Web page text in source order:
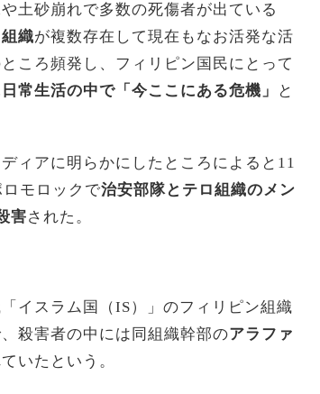
土砂崩れで多数の死傷者が出ている
織が複数存在して現在もなお活発な活
ころ頻発し、フィリピン国民にとって
常生活の中で「今ここにある危機」
と
ィアに明らかにしたところによると11
モロックで治安部隊とテロ組織のメン
害された。
イスラム国（IS）」のフィリピン組織
殺害者の中には同組織幹部のアラファ
いたという。